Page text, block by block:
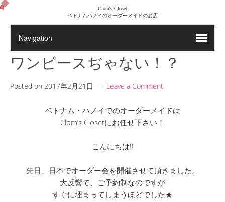
Clom's Closet
ベトナムハノイのオーダーメイドのお店
ワンピースぢゃない！？
Posted on 2017年2月21日 Leave a Comment
ベトナム・ハノイでのオーダーメイドは
Clom’s Closetにお任せ下さい！
こんにちは!!
先日、日本でオーダー会を開催させて頂きました。
大反響で、ご予約制なのですが
すぐに埋まってしまうほどでした★